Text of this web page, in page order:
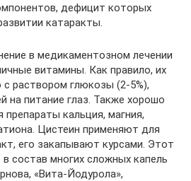
дефицит которых
катаракты.
в медикаментозном лечении
витамины. Как правило, их
раствором глюкозы (2-5%),
на питание глаз. Также хорошо
кальция, магния,
Цистеин применяют для
его закапывают курсами. Этот
состав многих сложных капель
«Вита-Йодурола»,